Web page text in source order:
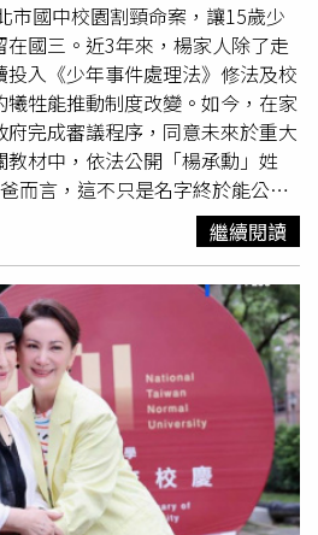
市國中校園割頸命案，讓15歲少
國三。近3年來，楊家人除了走
入《少年事件處理法》修法及校
牲能推動制度改變。如今，在家
完成審議程序，同意未來於重大
材中，依法公開「楊承勳」姓
而言，這不只是名字終於能公
正的名字，被社會記住，而不再
」。根據《三立新聞網》報導，
開始仍帶著些許不確定，直到再
終於放下心來。他沉默片刻後，
可以光明正大地存在了。」隨後又
了一步。」短短幾個字，道盡一
堅持的心情。他坦言，公開姓名
對兒子的承諾。他說，未來仍將
》修法，並將重心放在校園安全
各班教室設置緊急求救按鈕，建
援系統。談起提出這項建議的原
繼續閱讀